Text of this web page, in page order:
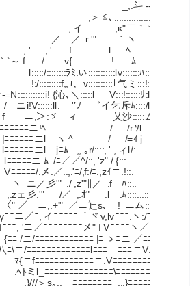
‐‐--= .,_
｀
￣｀ヽ､
｀ヽ::::::::::ヽ
':::::::f:::::::::::::::l::::::ﾍ:::::::: ﾑ
ﾑ:::::::::::!::::
ﾗﾐ.い:::::::::::lv:::::::ﾊ
ﾕ、v::::::::::｢气ミ
{沁､＼:::::l V:::!::::::
i!V::::::ll. ゞ'’ﾉ ゛イ
,＞:ゞ ィ 乂沙:::::ム
ﾆﾆﾆニ!ﾍ /::::::/r.ｿl l
l. . ヽ ^ ./::::::/=ｲ j l
. jﾆﾑ _,, ｡r/::::, '., ィl/: .!k
../ﾆ／／^/::, 'z" / {::: ..:l,!
／..,.'ﾆ/,f:/ﾆ.,zｲニ.!::. ..:::j l
./ ,z'"∥／ﾆ.fﾆﾆﾊ::.. ..:::::ﾑ.}､
／ﾆ,.ｵ"ﾆﾆﾆ.lﾆﾆ.ﾑ::::...:::::::/ニ!::
ﾆ／ニ辷s､ﾆﾆ!ﾆニム::::::::/ﾆﾆﾙ＼
ﾆﾆﾆﾆ ｀ヾv,lvﾆﾆﾆ.ヽ:/ﾆﾆﾒ. . . .ﾍ
ﾆﾆﾆﾆﾆメ" f Vﾆﾆﾆﾆヽ／ｲ. . . . .ﾍ
ﾆﾆﾆﾆﾆﾆ.|ﾆ.ゝﾆニ.／ﾆﾆl. . . . . ﾑ
ﾆﾆﾆﾆﾆﾆﾆlﾆﾆﾆ￣ﾆﾆﾆニV. . . . .,ﾊ
ﾆﾆﾆﾆﾆニ.VﾆﾆﾆﾆﾆﾆﾆﾆﾆV. . . . .
ﾆﾆﾆﾆﾆﾆﾆﾆﾆ\ﾆﾆﾆﾆﾆﾆﾆﾆﾆ.V. . . .
ﾆﾆﾆﾆﾆﾆﾆ_,,,}ﾆﾆﾆﾆﾆﾆﾆﾆﾆﾆV. . .